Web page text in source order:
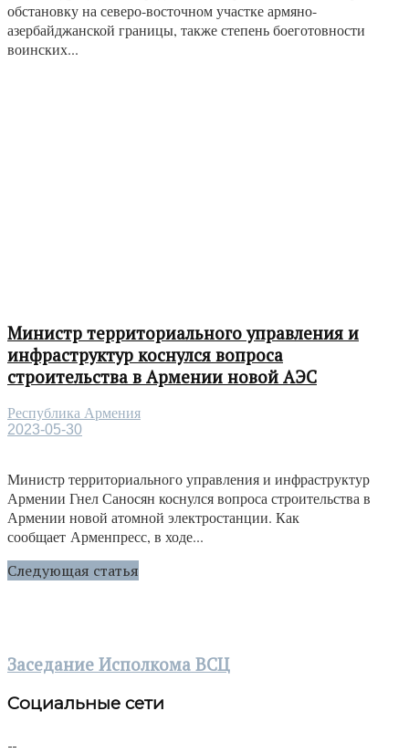
обстановку на северо-восточном участке армяно-
азербайджанской границы, также степень боеготовности
воинских...
Министр территориального управления и
инфраструктур коснулся вопроса
строительства в Армении новой АЭС
Республика Армения
2023-05-30
Министр территориального управления и инфраструктур
Армении Гнел Саносян коснулся вопроса строительства в
Армении новой атомной электростанции. Как
сообщает Арменпресс, в ходе...
Следующая статья
Заседание Исполкома ВСЦ
Социальные сети